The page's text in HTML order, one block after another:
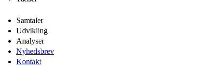
Samtaler
Udvikling
Analyser
Nyhedsbrev
Kontakt